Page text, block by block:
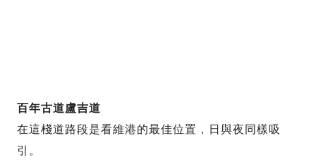
百年古道盧吉道
在這棧道路段是看維港的最佳位置，日與夜同樣吸
引。